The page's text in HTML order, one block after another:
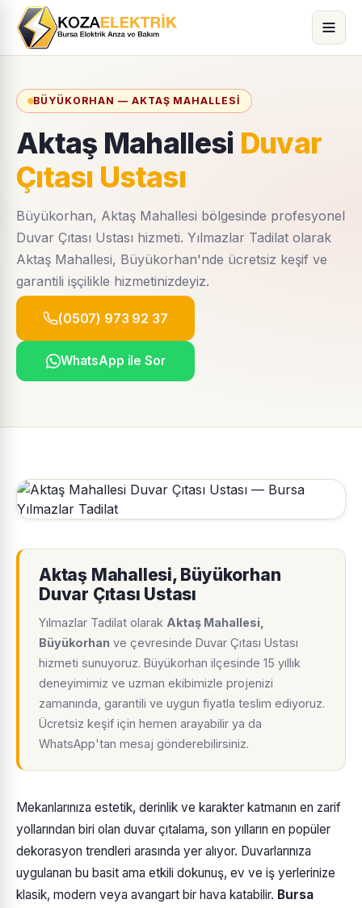
BÜYÜKORHAN — AKTAŞ MAHALLESI
Aktaş Mahallesi Duvar
Çıtası Ustası
Büyükorhan, Aktaş Mahallesi bölgesinde profesyonel
Duvar Çıtası Ustası hizmeti. Yılmazlar Tadilat olarak
Aktaş Mahallesi, Büyükorhan'nde ücretsiz keşif ve
garantili işçilikle hizmetinizdeyiz.
(0507) 973 92 37
WhatsApp ile Sor
Aktaş Mahallesi, Büyükorhan
Duvar Çıtası Ustası
Yılmazlar Tadilat olarak Aktaş Mahallesi,
Büyükorhan ve çevresinde Duvar Çıtası Ustası
hizmeti sunuyoruz. Büyükorhan ilçesinde 15 yıllık
deneyimimiz ve uzman ekibimizle projenizi
zamanında, garantili ve uygun fiyatla teslim ediyoruz.
Ücretsiz keşif için hemen arayabilir ya da
WhatsApp'tan mesaj gönderebilirsiniz.
Mekanlarınıza estetik, derinlik ve karakter katmanın en zarif
yollarından biri olan duvar çıtalama, son yılların en popüler
dekorasyon trendleri arasında yer alıyor. Duvarlarınıza
uygulanan bu basit ama etkili dokunuş, ev ve iş yerlerinize
klasik, modern veya avangart bir hava katabilir. Bursa